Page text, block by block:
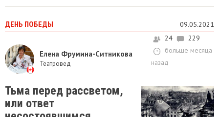
ДЕНЬ ПОБЕДЫ 09.05.2021
Елена Фрумина-Ситникова
Театровед
24
229
больше месяца
назад
Тьма перед рассветом,
или ответ